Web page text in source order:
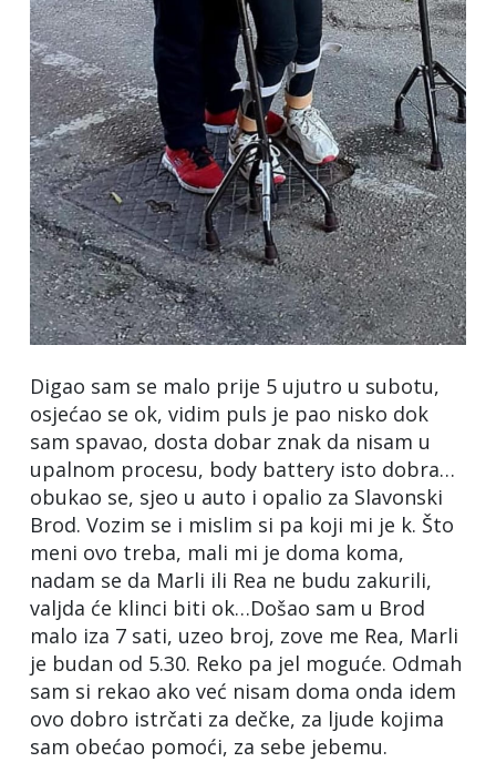
Digao sam se malo prije 5 ujutro u subotu,
osjećao se ok, vidim puls je pao nisko dok
sam spavao, dosta dobar znak da nisam u
upalnom procesu, body battery isto dobra…
obukao se, sjeo u auto i opalio za Slavonski
Brod. Vozim se i mislim si pa koji mi je k. Što
meni ovo treba, mali mi je doma koma,
nadam se da Marli ili Rea ne budu zakurili,
valjda će klinci biti ok…Došao sam u Brod
malo iza 7 sati, uzeo broj, zove me Rea, Marli
je budan od 5.30. Reko pa jel moguće. Odmah
sam si rekao ako već nisam doma onda idem
ovo dobro istrčati za dečke, za ljude kojima
sam obećao pomoći, za sebe jebemu.